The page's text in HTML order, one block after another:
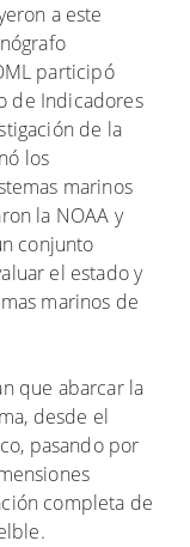
a este
participó
de Indicadores
de la
los
marinos
la NOAA y
conjunto
el estado y
marinos de
que abarcar la
desde el
pasando por
completa de